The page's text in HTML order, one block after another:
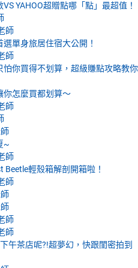
YAHOO超贈點哪「點」最超值！
師
單身旅居住宿大公開！
師
你買得不划算，超級賺點攻略教你
你怎麼買都划算～
師
~
師
輕殼箱解剖開箱啦！
師
師
師
午茶店呢?!超夢幻，快跟閨密拍到